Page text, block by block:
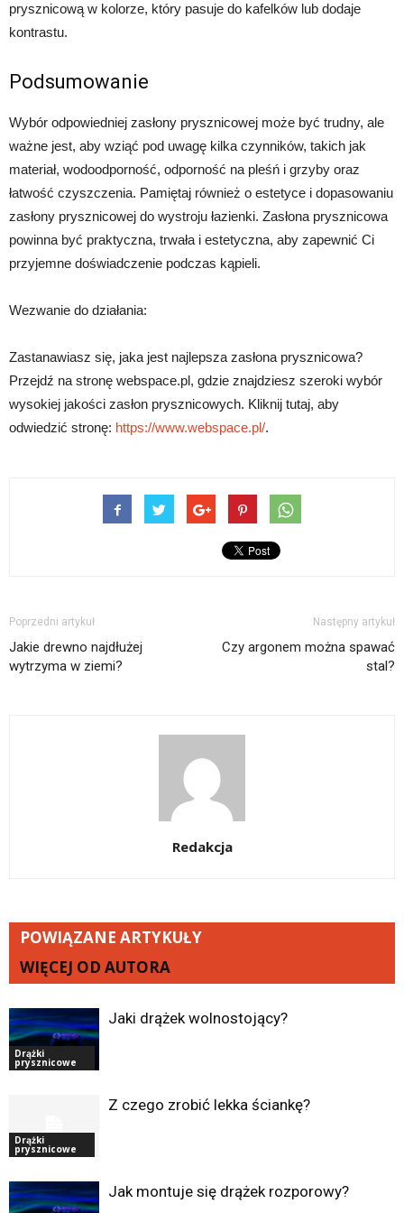
prysznicową w kolorze, który pasuje do kafelków lub dodaje
kontrastu.
Podsumowanie
Wybór odpowiedniej zasłony prysznicowej może być trudny, ale
ważne jest, aby wziąć pod uwagę kilka czynników, takich jak
materiał, wodoodporność, odporność na pleśń i grzyby oraz
łatwość czyszczenia. Pamiętaj również o estetyce i dopasowaniu
zasłony prysznicowej do wystroju łazienki. Zasłona prysznicowa
powinna być praktyczna, trwała i estetyczna, aby zapewnić Ci
przyjemne doświadczenie podczas kąpieli.
Wezwanie do działania:
Zastanawiasz się, jaka jest najlepsza zasłona prysznicowa?
Przejdź na stronę webspace.pl, gdzie znajdziesz szeroki wybór
wysokiej jakości zasłon prysznicowych. Kliknij tutaj, aby
odwiedzić stronę: https://www.webspace.pl/.
Poprzedni artykuł
Jakie drewno najdłużej
wytrzyma w ziemi?
Następny artykuł
Czy argonem można spawać
stal?
Redakcja
POWIĄZANE ARTYKUŁY
WIĘCEJ OD AUTORA
Drążki
prysznicowe
Jaki drążek wolnostojący?
Drążki
prysznicowe
Z czego zrobić lekka ściankę?
Jak montuje się drążek rozporowy?